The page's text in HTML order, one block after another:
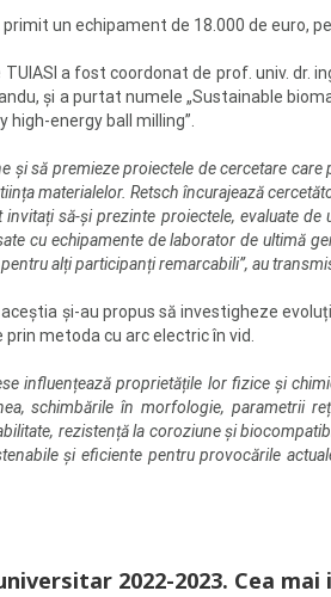
un echipament de 18.000 de euro,
a fost coordonat de prof. univ. dr.
și a purtat numele „Sustainable
energy ball milling”.
și să premieze proiectele de cercetare
materialelor. Retsch încurajează
să-și prezinte proiectele, evaluate
cu echipamente de laborator de ultimă
alți participanți remarcabili”, au
și-au propus să investigheze
metoda cu arc electric în vid.
influențează proprietățile lor fizice și
schimbările în morfologie, parametrii
rezistență la coroziune și
și eficiente pentru provocările
2022-2023. Cea